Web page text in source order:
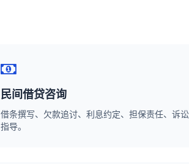
民间借贷咨询
借条撰写、欠款追讨、利息约定、担保责任、诉讼
指导。